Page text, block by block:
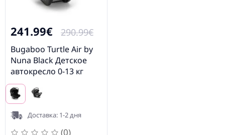
241.99€ 290.99€
Bugaboo Turtle Air by
Nuna Black Детское
автокресло 0-13 кг
Доставка: 1-2 дня
(0)